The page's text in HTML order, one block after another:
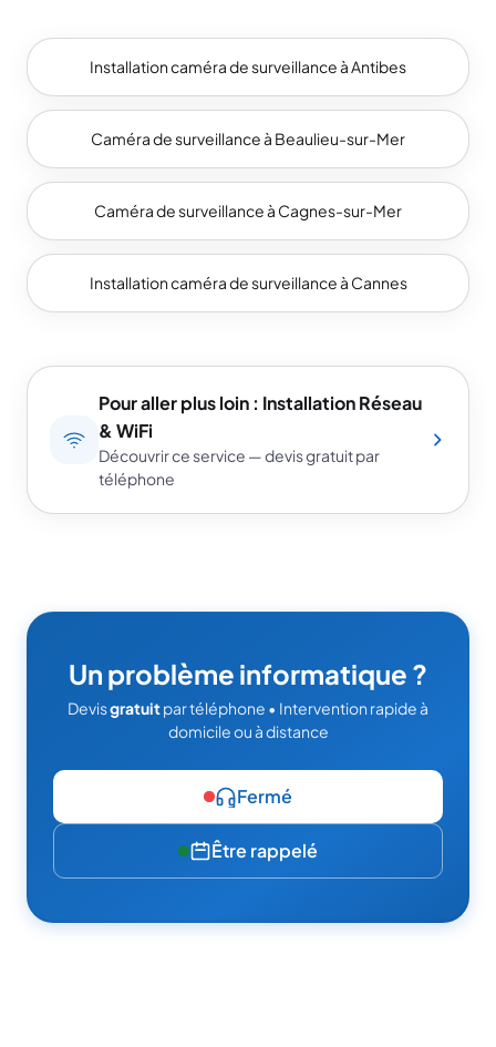
Installation caméra de surveillance à Antibes
Caméra de surveillance à Beaulieu-sur-Mer
Caméra de surveillance à Cagnes-sur-Mer
Installation caméra de surveillance à Cannes
Pour aller plus loin : Installation Réseau
& WiFi
Découvrir ce service — devis gratuit par
téléphone
Un problème informatique ?
Devisgratuitpar téléphone • Intervention rapide à
domicile ou à distance
Fermé
Être rappelé